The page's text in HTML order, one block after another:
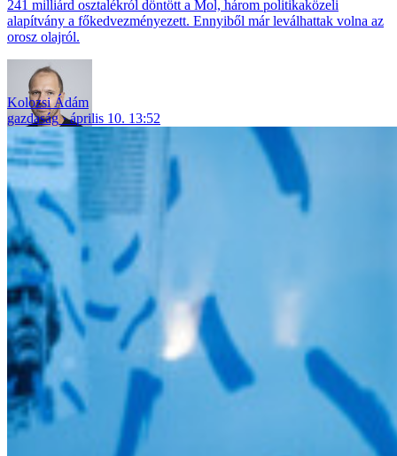
241 milliárd osztalékról döntött a Mol, három politikaközeli
alapítvány a főkedvezményezett. Ennyiből már leválhattak volna az
orosz olajról.
Kolozsi Ádám
gazdaság
április 10. 13:52